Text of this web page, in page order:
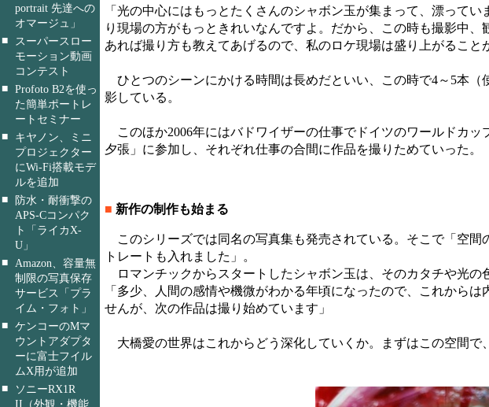
portrait 先達への
オマージュ」
■
スーパースロー
モーション動画
コンテスト
■ Profoto B2を使っ
た簡単ポートレ
ートセミナー
■
キヤノン、ミニ
プロジェクター
にWi-Fi搭載モデ
ルを追加
■
防水・耐衝撃の
APS-Cコンパク
ト「ライカX-
U」
■
Amazon、容量無
制限の写真保存
サービス「プラ
イム・フォト」
■ ケンコーのMマ
ウントアダプタ
ーに富士フイル
ムX用が追加
■
ソニーRX1R
II（外観・機能
「光の中心にはもっとたくさんのシャボン玉が集まって、漂って
り現場の方がもっときれいなんですよ。だから、この時も撮影中
あれば撮り方も教えてあげるので、私のロケ現場は盛り上がること
ひとつのシーンにかける時間は長めだといい、この時で4～5本（
影している。
このほか2006年にはバドワイザーの仕事でドイツのワールドカッ
夕張」に参加し、それぞれ仕事の合間に作品を撮りためていった。
■ 新作の制作も始まる
このシリーズでは同名の写真集も発売されている。そこで「空間
トレートも入れました」。
ロマンチックからスタートしたシャボン玉は、そのカタチや光の
「多少、人間の感情や機微がわかる年頃になったので、これから
せんが、次の作品は撮り始めています」
大橋愛の世界はこれからどう深化していくか。まずはこの空間で